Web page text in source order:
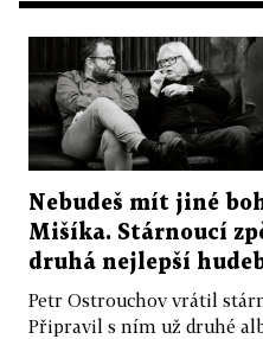
Nebudeš mít jiné
Mišíka. Stárnoucí
druhá nejlepší
Petr Ostrouchov vrátil
Připravil s ním už druhé